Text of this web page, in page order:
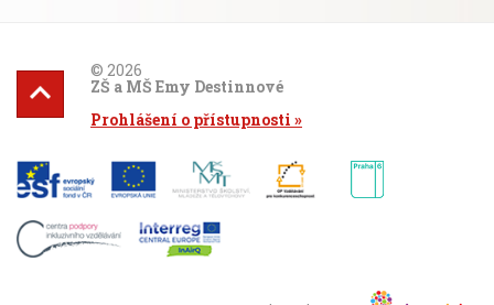
© 2026
ZŠ a MŠ Emy Destinnové
Prohlášení o přístupnosti